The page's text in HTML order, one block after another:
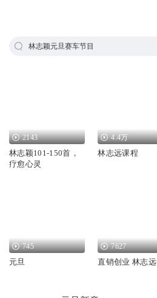
林志颖元旦赛车节目
2143
林志颖101-150首，
疗愈心灵
4.4万
林志远课程
745
元旦
7627
直销创业 林志远